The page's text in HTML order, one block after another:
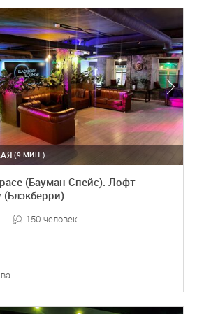
(9 МИН.)
(Бауман Спейс). Лофт
(Блэкберри)
150 человек